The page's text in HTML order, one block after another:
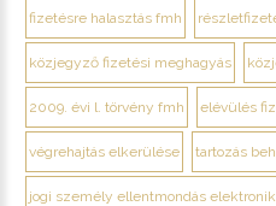
fizetésre halasztás fmh
közjegyző fizetési meghagyás
2009. évi l. törvény fmh elévülés
végrehajtás elkerülése tartozás
jogi személy ellentmondás